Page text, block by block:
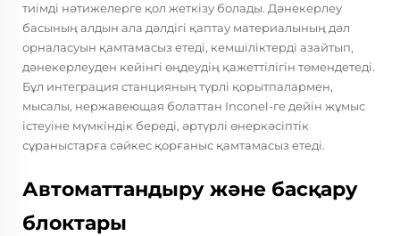
тиімді нәтижелерге қол жеткізу болады. Дәнекерлеу
басының алдын ала дәлдігі қаптау материалының дәл
орналасуын қамтамасыз етеді, кемшіліктерді азайтып,
дәнекерлеуден кейінгі өңдеудің қажеттілігін төмендетеді.
Бұл интеграция станцияның түрлі қорытпалармен,
мысалы, нержавеющая болаттан Inconel-ге дейін жұмыс
істеуіне мүмкіндік береді, әртүрлі өнеркәсіптік
сұраныстарға сәйкес қорғаныс қамтамасыз етеді.
Автоматтандыру және басқару
блоктары